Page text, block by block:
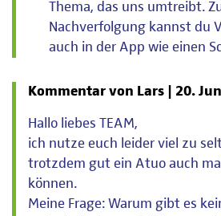
Thema, das uns umtreibt.
Nachverfolgung kannst du
auch in der App wie einen
Kommentar von Lars | 20.
Hallo liebes TEAM,
ich nutze euch leider viel zu
trotzdem gut ein Atuo auch
können.
Meine Frage: Warum gibt es